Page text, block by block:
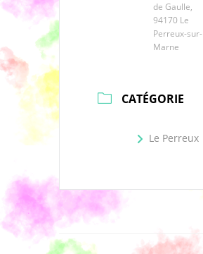
de Gaulle,
94170 Le
Perreux-sur-
Marne
CATÉGORIE
Le Perreux